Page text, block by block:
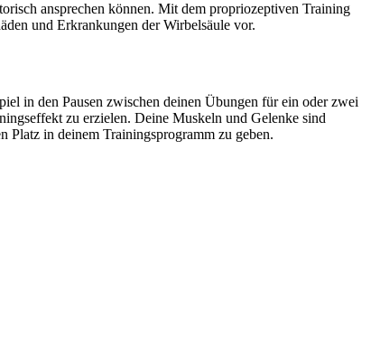
ansprechen können. Mit dem propriozeptiven Training
und Erkrankungen der Wirbelsäule vor.
in den Pausen zwischen deinen Übungen für ein oder zwei
zu erzielen. Deine Muskeln und Gelenke sind
Platz in deinem Trainingsprogramm zu geben.